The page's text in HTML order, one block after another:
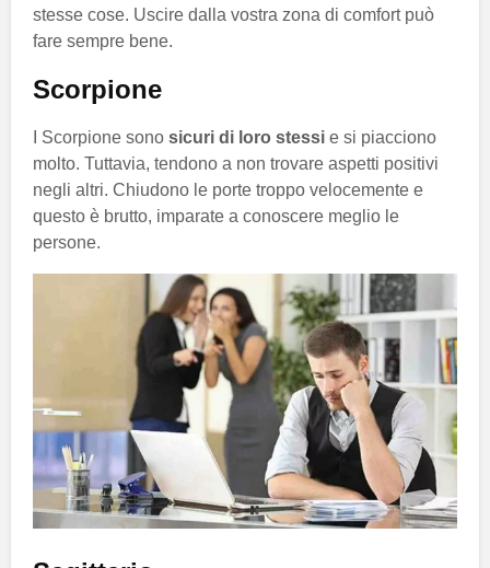
stesse cose. Uscire dalla vostra zona di comfort può
fare sempre bene.
Scorpione
I Scorpione sono sicuri di loro stessi e si piacciono
molto. Tuttavia, tendono a non trovare aspetti positivi
negli altri. Chiudono le porte troppo velocemente e
questo è brutto, imparate a conoscere meglio le
persone.